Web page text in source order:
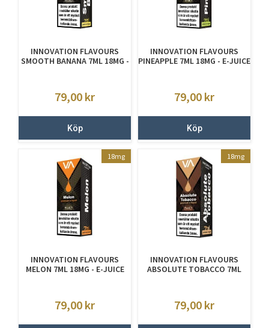
INNOVATION FLAVOURS
SMOOTH BANANA 7ML 18MG -
79,00 kr
Köp
INNOVATION FLAVOURS
PINEAPPLE 7ML 18MG - E-JUICE
79,00 kr
Köp
18mg
INNOVATION FLAVOURS
MELON 7ML 18MG - E-JUICE
79,00 kr
18mg
INNOVATION FLAVOURS
ABSOLUTE TOBACCO 7ML
79,00 kr